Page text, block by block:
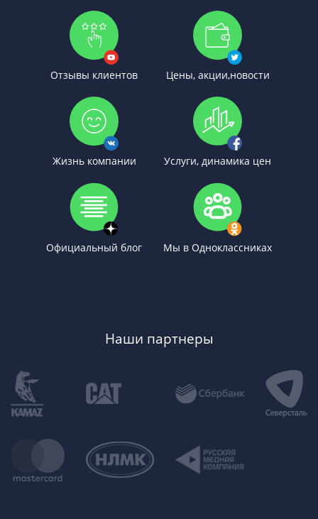
Отзывы клиентов Цены, акции,новости
Жизнь компании Услуги, динамика цен
Официальный блог Мы в Одноклассниках
Наши партнеры